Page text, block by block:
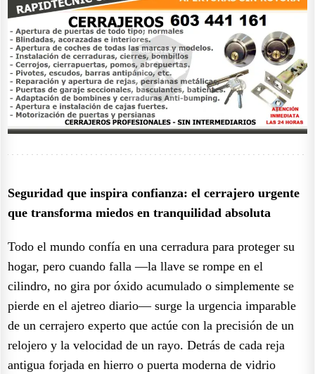
Seguridad que inspira confianza: el cerrajero urgente
que transforma miedos en tranquilidad absoluta
Todo el mundo confía en una cerradura para proteger su
hogar, pero cuando falla —la llave se rompe en el
cilindro, no gira por óxido acumulado o simplemente se
pierde en el ajetreo diario— surge la urgencia imparable
de un cerrajero experto que actúe con la precisión de un
relojero y la velocidad de un rayo. Detrás de cada reja
antigua forjada en hierro o puerta moderna de vidrio